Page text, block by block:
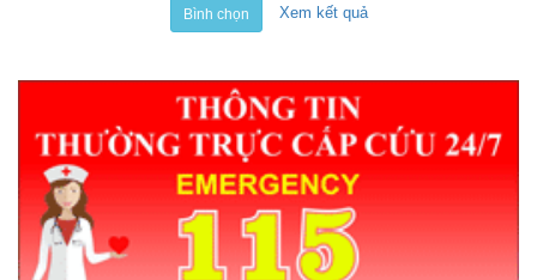
Bình chọn Xem kết quả